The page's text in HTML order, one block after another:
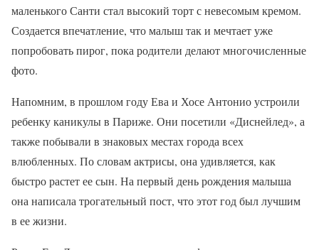
маленького Санти стал высокий торт с невесомым кремом.
Создается впечатление, что малыш так и мечтает уже
попробовать пирог, пока родители делают многочисленные
фото.
Напомним, в прошлом году Ева и Хосе Антонио устроили
ребенку каникулы в Париже. Они посетили «Диснейлед», а
также побывали в знаковых местах города всех
влюбленных. По словам актрисы, она удивляется, как
быстро растет ее сын. На первый день рождения малыша
она написала трогательный пост, что этот год был лучшим
в ее жизни.